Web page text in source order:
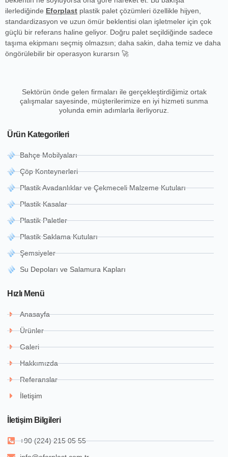
ilerlediğinde Eforplast plastik palet çözümleri özellikle hijyen,
standardizasyon ve uzun ömür beklentisi olan işletmeler için çok
güçlü bir referans haline geliyor. Doğru palet seçildiğinde sadece
taşıma ekipmanı seçmiş olmazsın; daha sakin, daha temiz ve daha
öngörülebilir bir operasyon kurarsın 🚀
Sektörün önde gelen firmaları ile gerçekleştirdiğimiz ortak
çalışmalar sayesinde, müşterilerimize en iyi hizmeti sunma
yolunda emin adımlarla ilerliyoruz.
Ürün Kategorileri
Bahçe Mobilyaları
Çöp Konteynerleri
Plastik Avadanlıklar ve Çekmeceli Malzeme Kutuları
Plastik Kasalar
Plastik Paletler
Plastik Saklama Kutuları
Şemsiyeler
Su Depoları ve Salamura Kapları
Hızlı Menü
Anasayfa
Ürünler
Galeri
Hakkımızda
Referanslar
İletişim
İletişim Bilgileri
+90 (224) 215 05 55